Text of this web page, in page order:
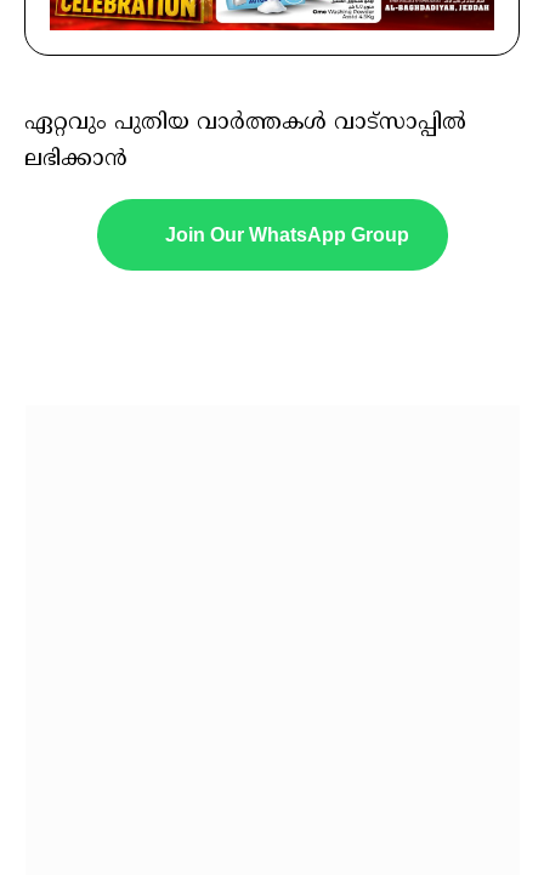
ഏറ്റവും പുതിയ വാർത്തകൾ വാട്സാപ്പിൽ
ലഭിക്കാൻ
Join Our WhatsApp Group